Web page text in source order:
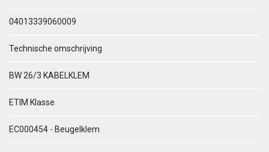
04013339060009
Technische omschrijving
BW 26/3 KABELKLEM
ETIM Klasse
EC000454 - Beugelklem